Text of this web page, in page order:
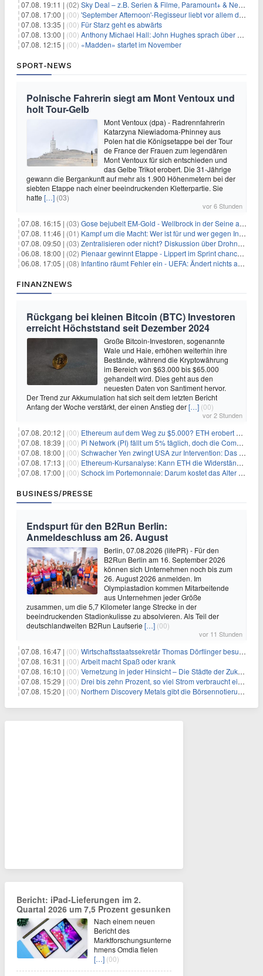
07.08. 19:11 | (02) Sky Deal – z.B. Serien & Filme, Paramount+ & Netflix für 19,99€/Monat
07.08. 17:00 | (00) 'September Afternoon'-Regisseur liebt vor allem die 'Banalität' in seinen Filmen
07.08. 13:35 | (00) Für Starz geht es abwärts
07.08. 13:00 | (00) Anthony Michael Hall: John Hughes sprach über eine Fortsetzung von 'The Breakfast Club'
07.08. 12:15 | (00) «Madden» startet im November
SPORT-NEWS
Polnische Fahrerin siegt am Mont Ventoux und
holt Tour-Gelb
Mont Ventoux (dpa) - Radrennfahrerin
Katarzyna Niewiadoma-Phinney aus
Polen hat die Königsetappe bei der Tour
de France der Frauen zum legendären
Mont Ventoux für sich entschieden und
das Gelbe Trikot erobert. Die 31-Jährige
gewann die Bergankunft auf mehr als 1.900 Höhenmetern bei der
siebten Etappe nach einer beeindruckenden Kletterpartie. Sie
hatte […] (03)
vor 6 Stunden
07.08. 16:15 | (03) Gose bejubelt EM-Gold - Wellbrock in der Seine ausgebremst
07.08. 11:46 | (01) Kampf um die Macht: Wer ist für und wer gegen Infantino?
07.08. 09:50 | (03) Zentralisieren oder nicht? Diskussion über Drohnenabwehr
06.08. 18:00 | (02) Pienaar gewinnt Etappe - Lippert im Sprint chancenlos
06.08. 17:05 | (08) Infantino räumt Fehler ein - UEFA: Ändert nichts an Boykott
FINANZNEWS
Rückgang bei kleinen Bitcoin (BTC) Investoren
erreicht Höchststand seit Dezember 2024
Große Bitcoin-Investoren, sogenannte
Wale und Haie, erhöhen weiterhin ihre
Bestände, während die Kryptowährung
im Bereich von $63.000 bis $65.000
gehandelt wird. Dies geht aus den
neuesten Daten von Santiment hervor.
Der Trend zur Akkumulation hat sich seit dem letzten Bericht
Anfang der Woche verstärkt, der einen Anstieg der[…] (00)
vor 2 Stunden
07.08. 20:12 | (00) Ethereum auf dem Weg zu $5.000? ETH erobert wichtige Marke zurück, während Institutionen weiter akkumulieren
07.08. 18:39 | (00) Pi Network (PI) fällt um 5% täglich, doch die Community bleibt optimistisch
07.08. 18:00 | (00) Schwacher Yen zwingt USA zur Intervention: Das größte Risiko seit 15 Jahren
07.08. 17:13 | (00) Ethereum-Kursanalyse: Kann ETH die Widerstände der gleitenden Durchschnitte überwinden?
07.08. 17:00 | (00) Schock im Portemonnaie: Darum kostet das Alter deutlich mehr als Sie denken
BUSINESS/PRESSE
Endspurt für den B2Run Berlin:
Anmeldeschluss am 26. August
Berlin, 07.08.2026 (lifePR) - Für den
B2Run Berlin am 16. September 2026
können sich Unternehmen noch bis zum
26. August 2026 anmelden. Im
Olympiastadion kommen Mitarbeitende
aus Unternehmen jeder Größe
zusammen, um die 5,7 Kilometer lange Strecke in der
beeindruckenden Stadionkulisse zu absolvieren. Als Teil der
deutschlandweiten B2Run Laufserie […] (00)
vor 11 Stunden
07.08. 16:47 | (00) Wirtschaftsstaatssekretär Thomas Dörflinger besucht Handwerksbetrieb im Kammerbezirk Freiburg
07.08. 16:31 | (00) Arbeit macht Spaß oder krank
07.08. 16:10 | (00) Vernetzung in jeder Hinsicht – Die Städte der Zukunft sind grün-blau
07.08. 15:29 | (00) Drei bis zehn Prozent, so viel Strom verbraucht ein Aufzug im Gebäude
07.08. 15:20 | (00) Northern Discovery Metals gibt die Börsennotierung an der Frankfurter Wertpapierbörse bekannt
Bericht: iPad-Lieferungen im 2.
Quartal 2026 um 7,5 Prozent gesunken
Nach einem neuen
Bericht des
Marktforschungsunterne
hmens Omdia fielen
[…] (00)